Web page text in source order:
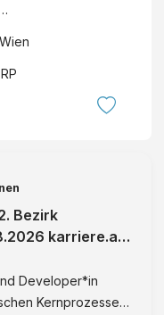
Wien
Bezirk
karriere.at
und
Developer*in
Kernprozesse